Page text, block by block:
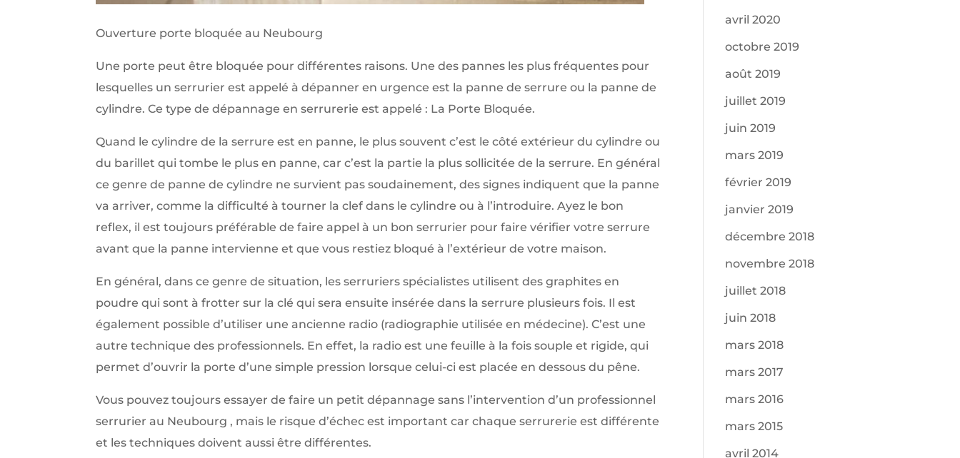
Ouverture porte bloquée au Neubourg
Une porte peut être bloquée pour différentes raisons. Une des pannes les plus fréquentes pour
lesquelles un serrurier est appelé à dépanner en urgence est la panne de serrure ou la panne de
cylindre. Ce type de dépannage en serrurerie est appelé : La Porte Bloquée.
Quand le cylindre de la serrure est en panne, le plus souvent c’est le côté extérieur du cylindre ou
du barillet qui tombe le plus en panne, car c’est la partie la plus sollicitée de la serrure. En général
ce genre de panne de cylindre ne survient pas soudainement, des signes indiquent que la panne
va arriver, comme la difficulté à tourner la clef dans le cylindre ou à l’introduire. Ayez le bon
reflex, il est toujours préférable de faire appel à un bon serrurier pour faire vérifier votre serrure
avant que la panne intervienne et que vous restiez bloqué à l’extérieur de votre maison.
En général, dans ce genre de situation, les serruriers spécialistes utilisent des graphites en
poudre qui sont à frotter sur la clé qui sera ensuite insérée dans la serrure plusieurs fois. Il est
également possible d’utiliser une ancienne radio (radiographie utilisée en médecine). C’est une
autre technique des professionnels. En effet, la radio est une feuille à la fois souple et rigide, qui
permet d’ouvrir la porte d’une simple pression lorsque celui-ci est placée en dessous du pêne.
Vous pouvez toujours essayer de faire un petit dépannage sans l’intervention d’un professionnel
serrurier au Neubourg , mais le risque d’échec est important car chaque serrurerie est différente
et les techniques doivent aussi être différentes.
avril 2020
octobre 2019
août 2019
juillet 2019
juin 2019
mars 2019
février 2019
janvier 2019
décembre 2018
novembre 2018
juillet 2018
juin 2018
mars 2018
mars 2017
mars 2016
mars 2015
avril 2014